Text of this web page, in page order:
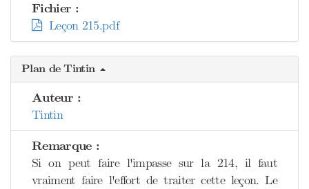
Fichier :
Leçon 215.pdf
Plan de Tintin
Auteur :
Tintin
Remarque :
Si on peut faire l'impasse sur la 214, il faut
vraiment faire l'effort de traiter cette leçon. Le